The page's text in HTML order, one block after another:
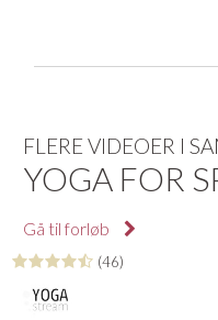
FLERE VIDEOER I
YOGA FOR
Gå til forløb
(46)